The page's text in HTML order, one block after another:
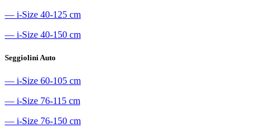
― i-Size 40-125 cm
― i-Size 40-150 cm
Seggiolini Auto
― i-Size 60-105 cm
― i-Size 76-115 cm
― i-Size 76-150 cm